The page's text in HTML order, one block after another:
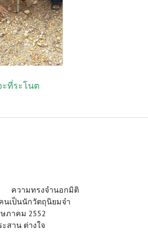
ะที่ระโนต
ความทรงจำนอกมิติ
นเป็นนักวัตถุนิยมจ๋า
ภาคม 2552
สาน ต่างใจ